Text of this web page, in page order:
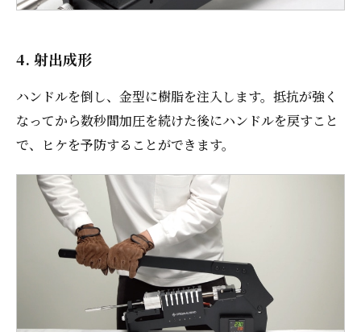
4. 射出成形
ハンドルを倒し、金型に樹脂を注入します。抵抗が強く
なってから数秒間加圧を続けた後にハンドルを戻すこと
で、ヒケを予防することができます。